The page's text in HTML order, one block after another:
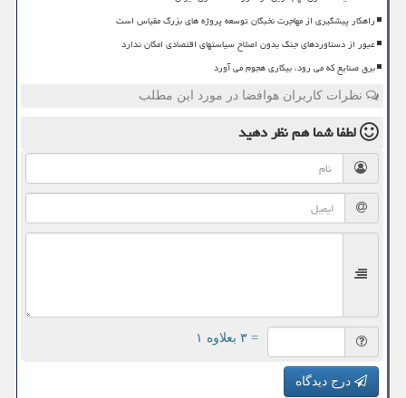
راهکار پیشگیری از مهاجرت نخبگان توسعه پروژه های بزرگ مقیاس است
عبور از دستاوردهای جنگ بدون اصلاح سیاستهای اقتصادی امکان ندارد
برق صنایع که می رود، بیکاری هجوم می آورد
نظرات کاربران هوافضا در مورد این مطلب
لطفا شما همنظر دهید
= ۳ بعلاوه ۱
درج دیدگاه